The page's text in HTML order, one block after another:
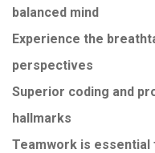
balanced mind
Experience the
perspectives
Superior coding and
hallmarks
Teamwork is